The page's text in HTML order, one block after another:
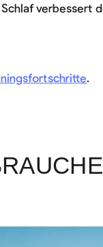
Schlaf verbessert
.